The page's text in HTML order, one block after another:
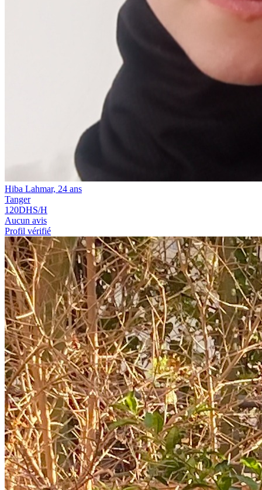
Hiba Lahmar, 24 ans
Tanger
120DHS/H
Aucun avis
Profil vérifié